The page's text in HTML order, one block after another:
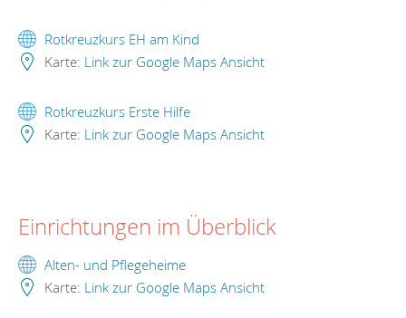
Rotkreuzkurs EH am Kind
Karte: Link zur Google Maps Ansicht
Rotkreuzkurs Erste Hilfe
Karte: Link zur Google Maps Ansicht
Einrichtungen im Überblick
Alten- und Pflegeheime
Karte: Link zur Google Maps Ansicht